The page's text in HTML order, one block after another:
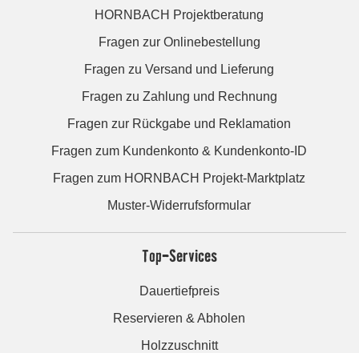
HORNBACH Projektberatung
Fragen zur Onlinebestellung
Fragen zu Versand und Lieferung
Fragen zu Zahlung und Rechnung
Fragen zur Rückgabe und Reklamation
Fragen zum Kundenkonto & Kundenkonto-ID
Fragen zum HORNBACH Projekt-Marktplatz
Muster-Widerrufsformular
Top-Services
Dauertiefpreis
Reservieren & Abholen
Holzzuschnitt